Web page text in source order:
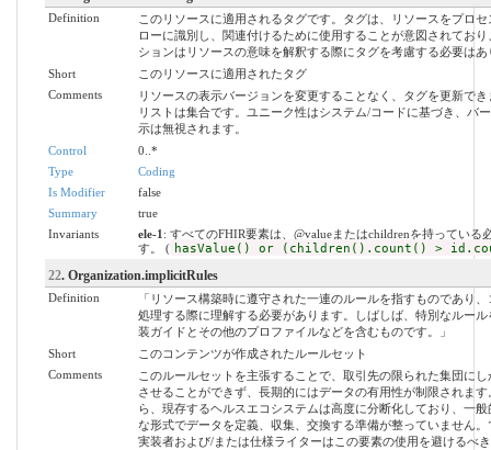
Definition
このリソースに適用されるタグです。タグは、リソースをプロ
ローに識別し、関連付けるために使用することが意図されてお
ションはリソースの意味を解釈する際にタグを考慮する必要はあ
Short
このリソースに適用されたタグ
Comments
リソースの表示バージョンを変更することなく、タグを更新で
リストは集合です。ユニーク性はシステム/コードに基づき、バ
示は無視されます。
Control
0..*
Type
Coding
Is Modifier
false
Summary
true
Invariants
ele-1 : すべてのFHIR要素は、@valueまたはchildrenを持っている
す。 ( hasValue() or (children().count() >
22. Organization.implicitRules
Definition
「リソース構築時に遵守された一連のルールを指すものであり
処理する際に理解する必要があります。しばしば、特別なルール
装ガイドとその他のプロファイルなどを含むものです。」
Short
このコンテンツが作成されたルールセット
Comments
このルールセットを主張することで、取引先の限られた集団に
させることができず、長期的にはデータの有用性が制限されます
ら、現存するヘルスエコシステムは高度に分断化しており、一
な形式でデータを定義、収集、交換する準備が整っていません。
実装者および/または仕様ライターはこの要素の使用を避けるべ